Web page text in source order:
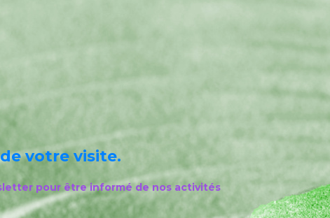
votre visite.
pour être informé de nos activités